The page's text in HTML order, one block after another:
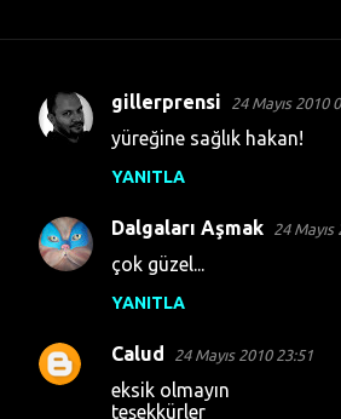
Y
u
m
r
gillerprensi 24 Mayıs 2010
yüreğine sağlık hakan!
YANITLA
Dalgaları Aşmak 24 Mayıs
çok güzel...
YANITLA
Calud 24 Mayıs 2010 23:51
eksik olmayın
teşekkürler